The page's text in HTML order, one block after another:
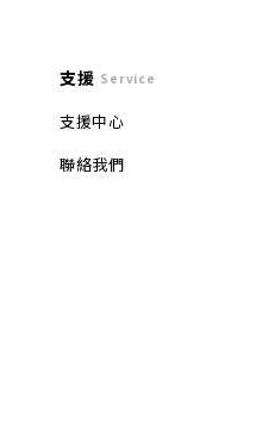
支援 Service
支援中心
聯絡我們